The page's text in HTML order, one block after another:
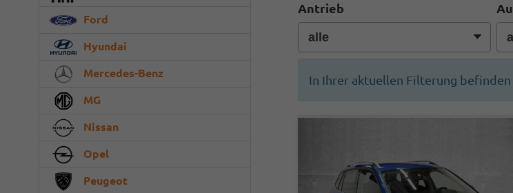
Antrieb
In Ihrer aktuellen Filterung befinden
Ford
Hyundai
Mercedes-Benz
MG
Nissan
Opel
Peugeot